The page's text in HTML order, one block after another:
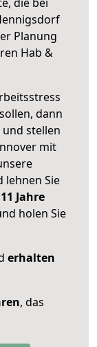
Planung
Hab &
dann
stellen
mit
lehnen Sie
Jahre
holen Sie
erhalten
, das